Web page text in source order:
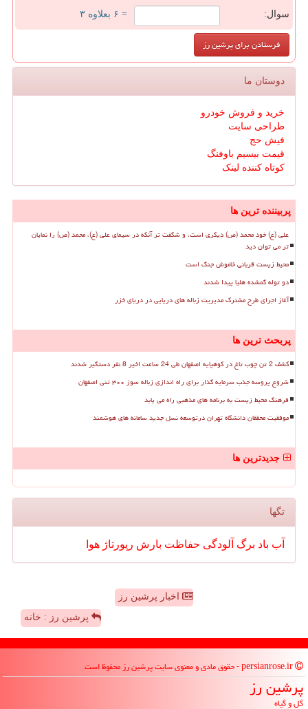
سوال: = ۶ بعلاوه ۳
دوستان ما
خرید و فروش خودرو
طراحی سایت
فیش حج
قیمت بیسیم باوفنگ
کوتاه کننده لینک
پربیننده ترین ها
علی (ع) خود محمد (ص) دیگری است، و شگفت تر آنکه در سیمای علی (ع)، محمد (ص) را نمایان
تر می توان دید
محیط زیست قربانی خاموش جنگ است
دو توله گمشده هلیا پیدا شدند
آغاز اجرای طرح مشترک مدیریت زباله های دریایی در دریای خزر
پربحث ترین ها
کشف 2 تن چوب تاغ در کوهپایه اصفهان طی 24 ساعت اخیر 8 نفر دستگیر شدند
شروع پروسه جذب سرمایه گذار برای راه اندازی زباله سوز ۳۰۰ تنی اصفهان
فرهنگ محیط زیست به برنامه های مذهبی راه می یابد
موفقیت محققان دانشگاه تهران درتوسعه نسل جدید سامانه های هوشمند
جدیدترین ها
تگها
آب باد برگ آلودگی حفاظت بارش رپورتاژ هوا
اخبار پرشین رز
پرشین رز : خانه
پرشین رز
گل و گیاه